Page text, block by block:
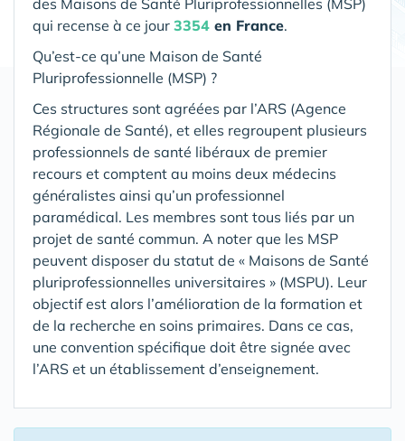
des Maisons de Santé Pluriprofessionnelles (MSP)
qui recense à ce jour 3354 en France.
Qu’est-ce qu’une Maison de Santé
Pluriprofessionnelle (MSP) ?
Ces structures sont agréées par l’ARS (Agence
Régionale de Santé), et elles regroupent plusieurs
professionnels de santé libéraux de premier
recours et comptent au moins deux médecins
généralistes ainsi qu’un professionnel
paramédical. Les membres sont tous liés par un
projet de santé commun. A noter que les MSP
peuvent disposer du statut de « Maisons de Santé
pluriprofessionnelles universitaires » (MSPU). Leur
objectif est alors l’amélioration de la formation et
de la recherche en soins primaires. Dans ce cas,
une convention spécifique doit être signée avec
l’ARS et un établissement d’enseignement.